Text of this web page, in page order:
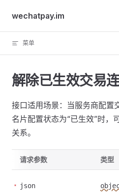
Skip to content
wechatpay.im
菜单
解除已生效交易
接口适用场景：当服务商配置
名片配置状态为“已生效”时，
关系。
请求参数 类型
json